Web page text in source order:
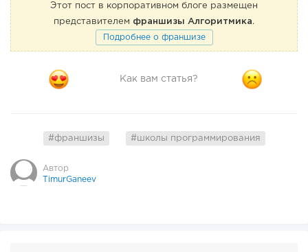
Этот пост в корпоративном блоге размещен
представителем франшизы Алгоритмика.
Подробнее о франшизе
Как вам статья?
#франшизы #школы программирования
Автор
TimurGaneev